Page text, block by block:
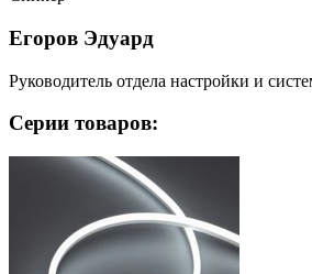
Егоров Эдуард
Руководитель отдела настройки и
Серии товаров: